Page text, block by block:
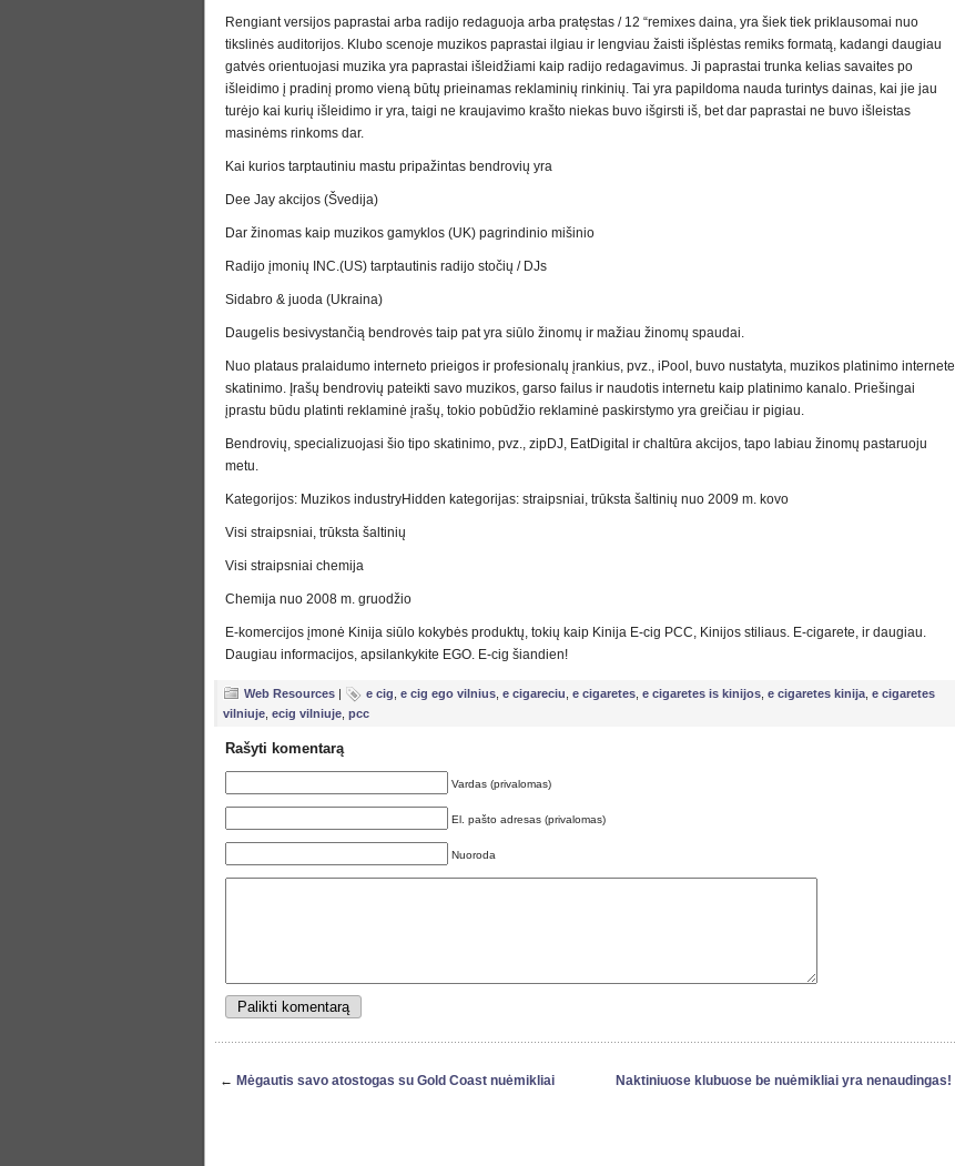
Rengiant versijos paprastai arba radijo redaguoja arba pratęstas / 12 “remixes daina, yra šiek tiek priklausomai nuo
tikslinės auditorijos. Klubo scenoje muzikos paprastai ilgiau ir lengviau žaisti išplėstas remiks formatą, kadangi daugiau
gatvės orientuojasi muzika yra paprastai išleidžiami kaip radijo redagavimus. Ji paprastai trunka kelias savaites po
išleidimo į pradinį promo vieną būtų prieinamas reklaminių rinkinių. Tai yra papildoma nauda turintys dainas, kai jie jau
turėjo kai kurių išleidimo ir yra, taigi ne kraujavimo krašto niekas buvo išgirsti iš, bet dar paprastai ne buvo išleistas
masinėms rinkoms dar.
Kai kurios tarptautiniu mastu pripažintas bendrovių yra
Dee Jay akcijos (Švedija)
Dar žinomas kaip muzikos gamyklos (UK) pagrindinio mišinio
Radijo įmonių INC.(US) tarptautinis radijo stočių / DJs
Sidabro & juoda (Ukraina)
Daugelis besivystančią bendrovės taip pat yra siūlo žinomų ir mažiau žinomų spaudai.
Nuo plataus pralaidumo interneto prieigos ir profesionalų įrankius, pvz., iPool, buvo nustatyta, muzikos platinimo internete
skatinimo. Įrašų bendrovių pateikti savo muzikos, garso failus ir naudotis internetu kaip platinimo kanalo. Priešingai
įprastu būdu platinti reklaminė įrašų, tokio pobūdžio reklaminė paskirstymo yra greičiau ir pigiau.
Bendrovių, specializuojasi šio tipo skatinimo, pvz., zipDJ, EatDigital ir chaltūra akcijos, tapo labiau žinomų pastaruoju
metu.
Kategorijos: Muzikos industryHidden kategorijas: straipsniai, trūksta šaltinių nuo 2009 m. kovo
Visi straipsniai, trūksta šaltinių
Visi straipsniai chemija
Chemija nuo 2008 m. gruodžio
E-komercijos įmonė Kinija siūlo kokybės produktų, tokių kaip Kinija E-cig PCC, Kinijos stiliaus. E-cigarete, ir daugiau.
Daugiau informacijos, apsilankykite EGO. E-cig šiandien!
Web Resources | e cig e cig ego vilnius e cigareciu e cigaretes e cigaretes is kinijos e cigaretes kinija e cigaretes
vilniuje ecig vilniuje pcc
Rašyti komentarą
Vardas (privalomas)
El. pašto adresas (privalomas)
Nuoroda
← Mėgautis savo atostogas su Gold Coast nuėmikliai Naktiniuose klubuose be nuėmikliai yra nenaudingas!